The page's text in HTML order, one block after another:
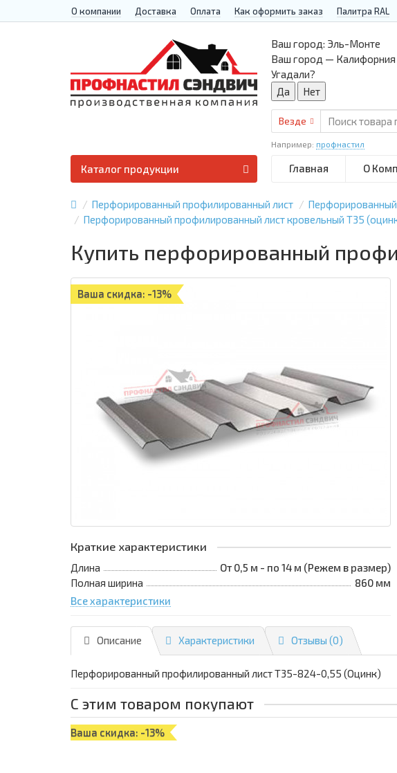
О компании Доставка Оплата Как оформить заказ Палитра RAL
Ваш город: Эль-Монте
Ваш город — Калифорния
Угадали?
Везде
Например: профнастил
Главная О
Каталог продукции
Перфорированный профилированный лист
Перфорированный профилированный лист кровельный Т35
Купить перфорированный
Ваша скидка: -13%
Краткие характеристики
Длина
От 0,5 м - по 14 м (Режем в размер)
Полная ширина
860 мм
Все характеристики
Описание Характеристики Отзывы (0)
Перфорированный профилированный лист Т35-824-0,55 (Оцинк)
С этим товаром покупают
Ваша скидка: -13%